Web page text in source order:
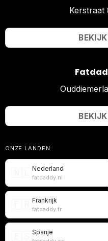
Kerstraat
ONZE LANDEN
Nederland
fatdaddy.nl
Frankrijk
fatdaddy.fr
Spanje